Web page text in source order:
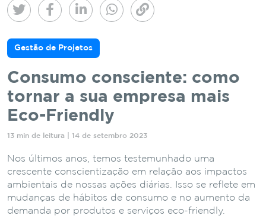
Gestão de Projetos
Consumo consciente: como
tornar a sua empresa mais
Eco-Friendly
13 min de leitura | 14 de setembro 2023
Nos últimos anos, temos testemunhado uma
crescente conscientização em relação aos impactos
ambientais de nossas ações diárias. Isso se reflete em
mudanças de hábitos de consumo e no aumento da
demanda por produtos e serviços eco-friendly.